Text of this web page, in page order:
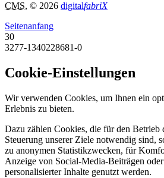
CMS, © 2026 digitalfabriX
Seitenanfang
30
3277-1340228681-0
Cookie-Einstellungen
Wir verwenden Cookies, um Ihnen ein
Erlebnis zu bieten.
Dazu zählen Cookies, die für den Betrieb
Steuerung unserer Ziele notwendig sind,
zu anonymen Statistikzwecken, für
Anzeige von Social-Media-Beiträgen
personalisierter Inhalte genutzt werden.